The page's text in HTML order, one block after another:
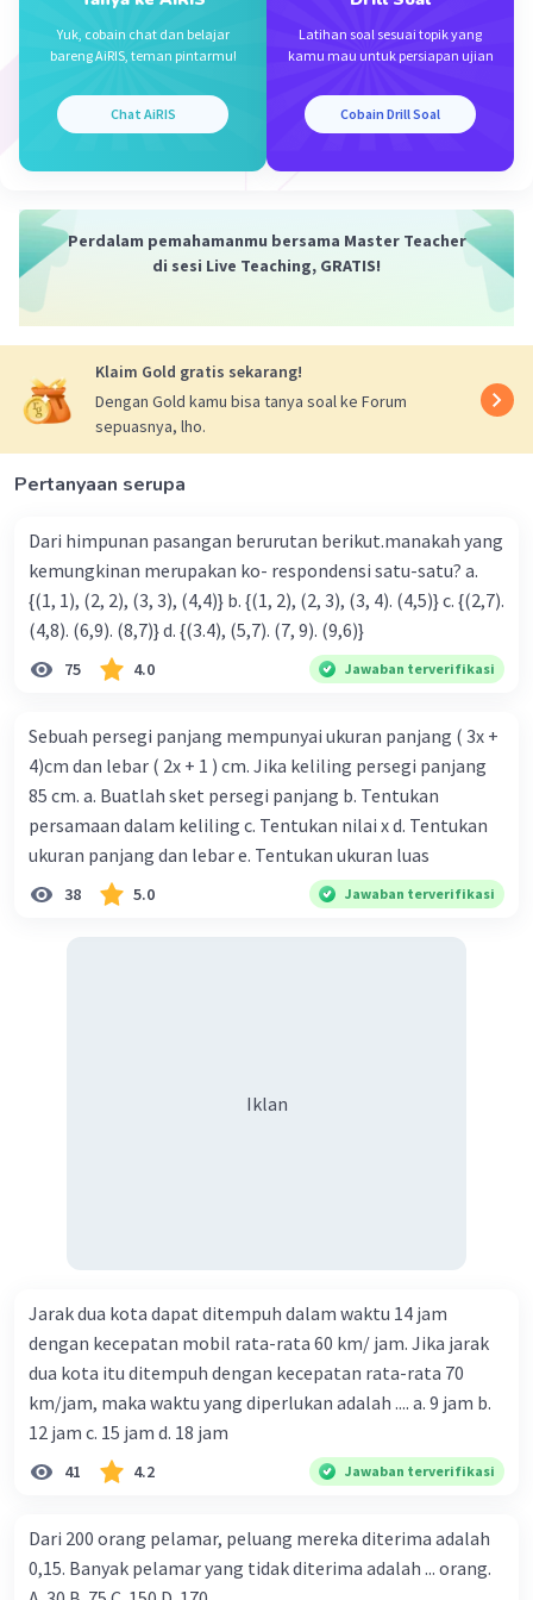
poin selanjutnya boleh ditanyakan kembali di
postingan baru.
Beri Rating · 1
Iklan
Yuk, cobain chat dan belajar
bareng AiRIS, teman pintarmu!
Chat AiRIS
Latihan soal sesuai topik yang
kamu mau untuk persiapan ujian
Cobain Drill Soal
Perdalam pemahamanmu bersama Master Teacher
di sesi Live Teaching, GRATIS!
Klaim Gold gratis sekarang!
Dengan Gold kamu bisa tanya soal ke Forum
sepuasnya, lho.
Pertanyaan serupa
Dari himpunan pasangan berurutan berikut.manakah yang
kemungkinan merupakan ko- respondensi satu-satu? a.
{(1, 1), (2, 2), (3, 3), (4,4)} b. {(1, 2), (2, 3), (3, 4). (4,5)} c. {(2,7).
(4,8). (6,9). (8,7)} d. {(3.4), (5,7). (7, 9). (9,6)}
75 4.0 Jawaban terverifikasi
Sebuah persegi panjang mempunyai ukuran panjang ( 3x +
4)cm dan lebar ( 2x + 1 ) cm. Jika keliling persegi panjang
85 cm. a. Buatlah sket persegi panjang b. Tentukan
persamaan dalam keliling c. Tentukan nilai x d. Tentukan
ukuran panjang dan lebar e. Tentukan ukuran luas
38 5.0 Jawaban terverifikasi
Iklan
Jarak dua kota dapat ditempuh dalam waktu 14 jam
dengan kecepatan mobil rata-rata 60 km/ jam. Jika jarak
dua kota itu ditempuh dengan kecepatan rata-rata 70
km/jam, maka waktu yang diperlukan adalah .... a. 9 jam b.
12 jam c. 15 jam d. 18 jam
41 4.2 Jawaban terverifikasi
Dari 200 orang pelamar, peluang mereka diterima adalah
0,15. Banyak pelamar yang tidak diterima adalah ... orang.